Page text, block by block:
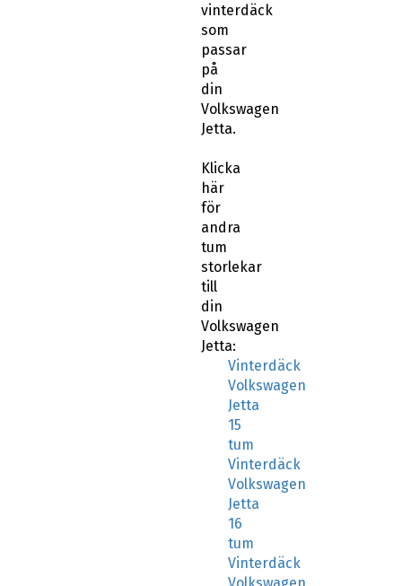
vinterdäck
som
passar
på
din
Volkswagen
Jetta.
Klicka
här
för
andra
tum
storlekar
till
din
Volkswagen
Jetta:
Vinterdäck
Volkswagen
Jetta
15
tum
Vinterdäck
Volkswagen
Jetta
16
tum
Vinterdäck
Volkswagen